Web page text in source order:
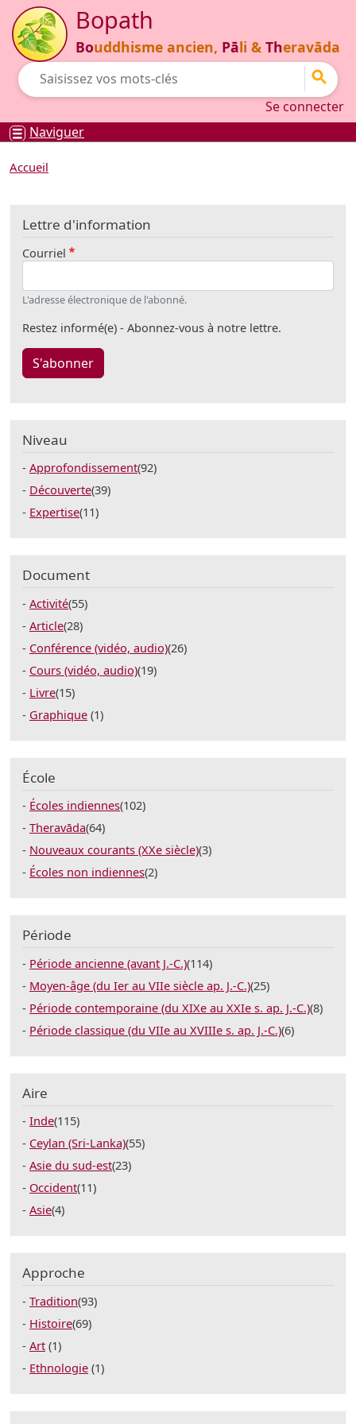
Aller au contenu principal
Bopath
Bouddhisme ancien, Pāli & Theravāda
Go
Se connecter
Naviguer
Accueil
Lettre d'information
Courriel
L'adresse électronique de l'abonné.
Restez informé(e) - Abonnez-vous à notre lettre.
S'abonner
Niveau
Approfondissement(92)
Découverte(39)
Expertise(11)
Document
Activité(55)
Article(28)
Conférence (vidéo, audio)(26)
Cours (vidéo, audio)(19)
Livre(15)
Graphique (1)
École
Écoles indiennes(102)
Theravāda(64)
Nouveaux courants (XXe siècle)(3)
Écoles non indiennes(2)
Période
Période ancienne (avant J.-C.)(114)
Moyen-âge (du Ier au VIIe siècle ap. J.-C.)(25)
Période contemporaine (du XIXe au XXIe s. ap. J.-C.)(8)
Période classique (du VIIe au XVIIIe s. ap. J.-C.)(6)
Aire
Inde(115)
Ceylan (Sri-Lanka)(55)
Asie du sud-est(23)
Occident(11)
Asie(4)
Approche
Tradition(93)
Histoire(69)
Art (1)
Ethnologie (1)